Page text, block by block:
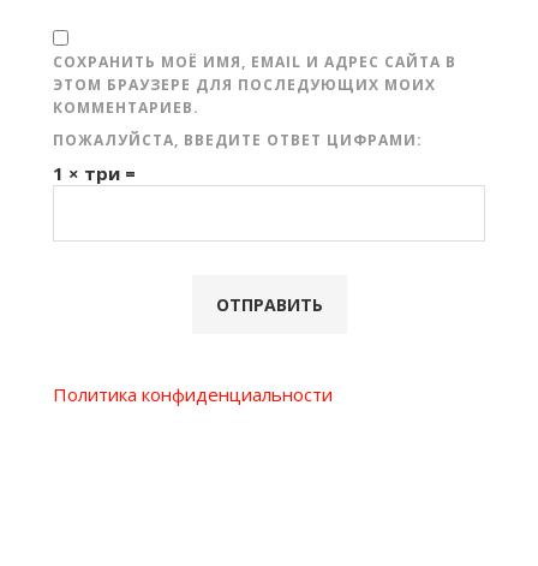
СОХРАНИТЬ МОЁ ИМЯ, EMAIL И АДРЕС САЙТА В
ЭТОМ БРАУЗЕРЕ ДЛЯ ПОСЛЕДУЮЩИХ МОИХ
КОММЕНТАРИЕВ.
ПОЖАЛУЙСТА, ВВЕДИТЕ ОТВЕТ ЦИФРАМИ:
1 × три =
Политика конфиденциальности